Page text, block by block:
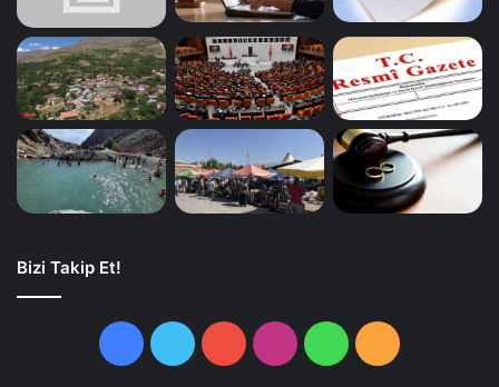
Bizi Takip Et!
FacebookTwitterYouTubeInstagramWhatsApp
RSS